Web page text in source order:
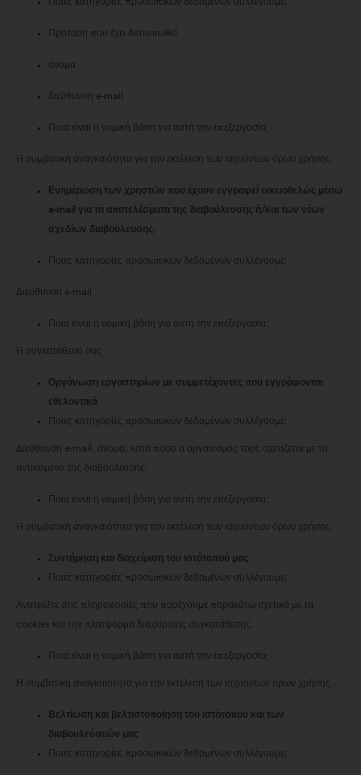
Πρόταση που έχει διατυπωθεί
όνομα
διεύθυνση e-mail
Ποια είναι η νομική βάση για αυτή την επεξεργασία;
Η συμβατική αναγκαιότητα για την εκτέλεση των ισχυόντων όρων χρήσης.
Ενημέρωση των χρηστών που έχουν εγγραφεί οικειοθελώς μέσω
e-mail για τα αποτελέσματα της διαβούλευσης ή/και των νέων
σχεδίων διαβούλευσης.
Ποιες κατηγορίες προσωπικών δεδομένων συλλέγουμε;
Διεύθυνση e-mail
Ποια είναι η νομική βάση για αυτή την επεξεργασία;
Η συγκατάθεσή σας
Οργάνωση εργαστηρίων με συμμετέχοντες που εγγράφονται
εθελοντικά
Ποιες κατηγορίες προσωπικών δεδομένων συλλέγουμε;
Διεύθυνση e-mail, όνομα, κατά πόσο ο οργανισμός τους σχετίζεται με το
αντικείμενο της διαβούλευσης.
Ποια είναι η νομική βάση για αυτή την επεξεργασία;
Η συμβατική αναγκαιότητα για την εκτέλεση των ισχυόντων όρων χρήσης.
Συντήρηση και διαχείριση του ιστότοπού μας
Ποιες κατηγορίες προσωπικών δεδομένων συλλέγουμε;
Ανατρέξτε στις πληροφορίες που παρέχουμε παρακάτω σχετικά με τα
cookies και την πλατφόρμα διαχείρισης συγκατάθεσης.
Ποια είναι η νομική βάση για αυτή την επεξεργασία;
Η συμβατική αναγκαιότητα για την εκτέλεση των ισχυόντων όρων χρήσης.
Βελτίωση και βελτιστοποίηση του ιστότοπου και των
διαβουλεύσεών μας
Ποιες κατηγορίες προσωπικών δεδομένων συλλέγουμε;